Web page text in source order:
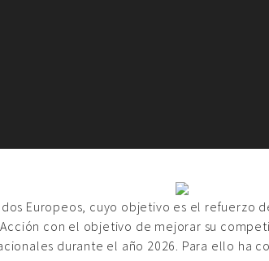
Europeos, cuyo objetivo es el refuerzo
con el objetivo de mejorar su
durante el año 2026. Para ello ha